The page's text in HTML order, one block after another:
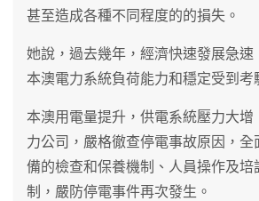
甚至造成各種不同程度的的損失。
她說，過去幾年，經濟快速發展急速
本澳電力系統負荷能力和穩定受到考
本澳用電量提升，供電系統壓力大增
力公司，嚴格徹查停電事故原因，全
備的檢查和保養機制、人員操作及培
制，嚴防停電事件再次發生。